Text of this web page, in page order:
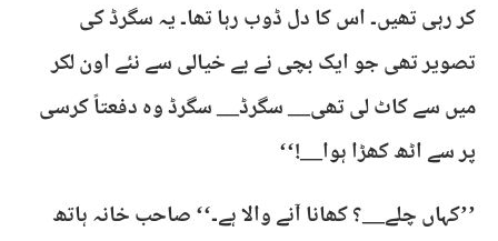
کر رہی تھیں۔ اس کا دل ڈوب رہا تھا۔ یہ سگرڈ کی
تصویر تھی جو ایک بچی نے بے خیالی سے نئے اون لکر
میں سے کاٹ لی تھی__ سگرڈ__ سگرڈ وہ دفعتاً کرسی
پر سے اٹھ کھڑا ہوا__!‘‘
’’کہاں چلے__؟ کھانا آنے والا ہے۔‘‘ صاحب خانہ ہاتھ